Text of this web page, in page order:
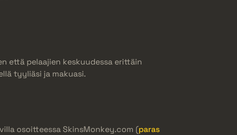
että pelaajien keskuudessa erittäin
tyyliäsi ja makuasi.
osoitteessa SkinsMonkey.com (paras